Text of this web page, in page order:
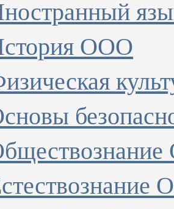
ООО